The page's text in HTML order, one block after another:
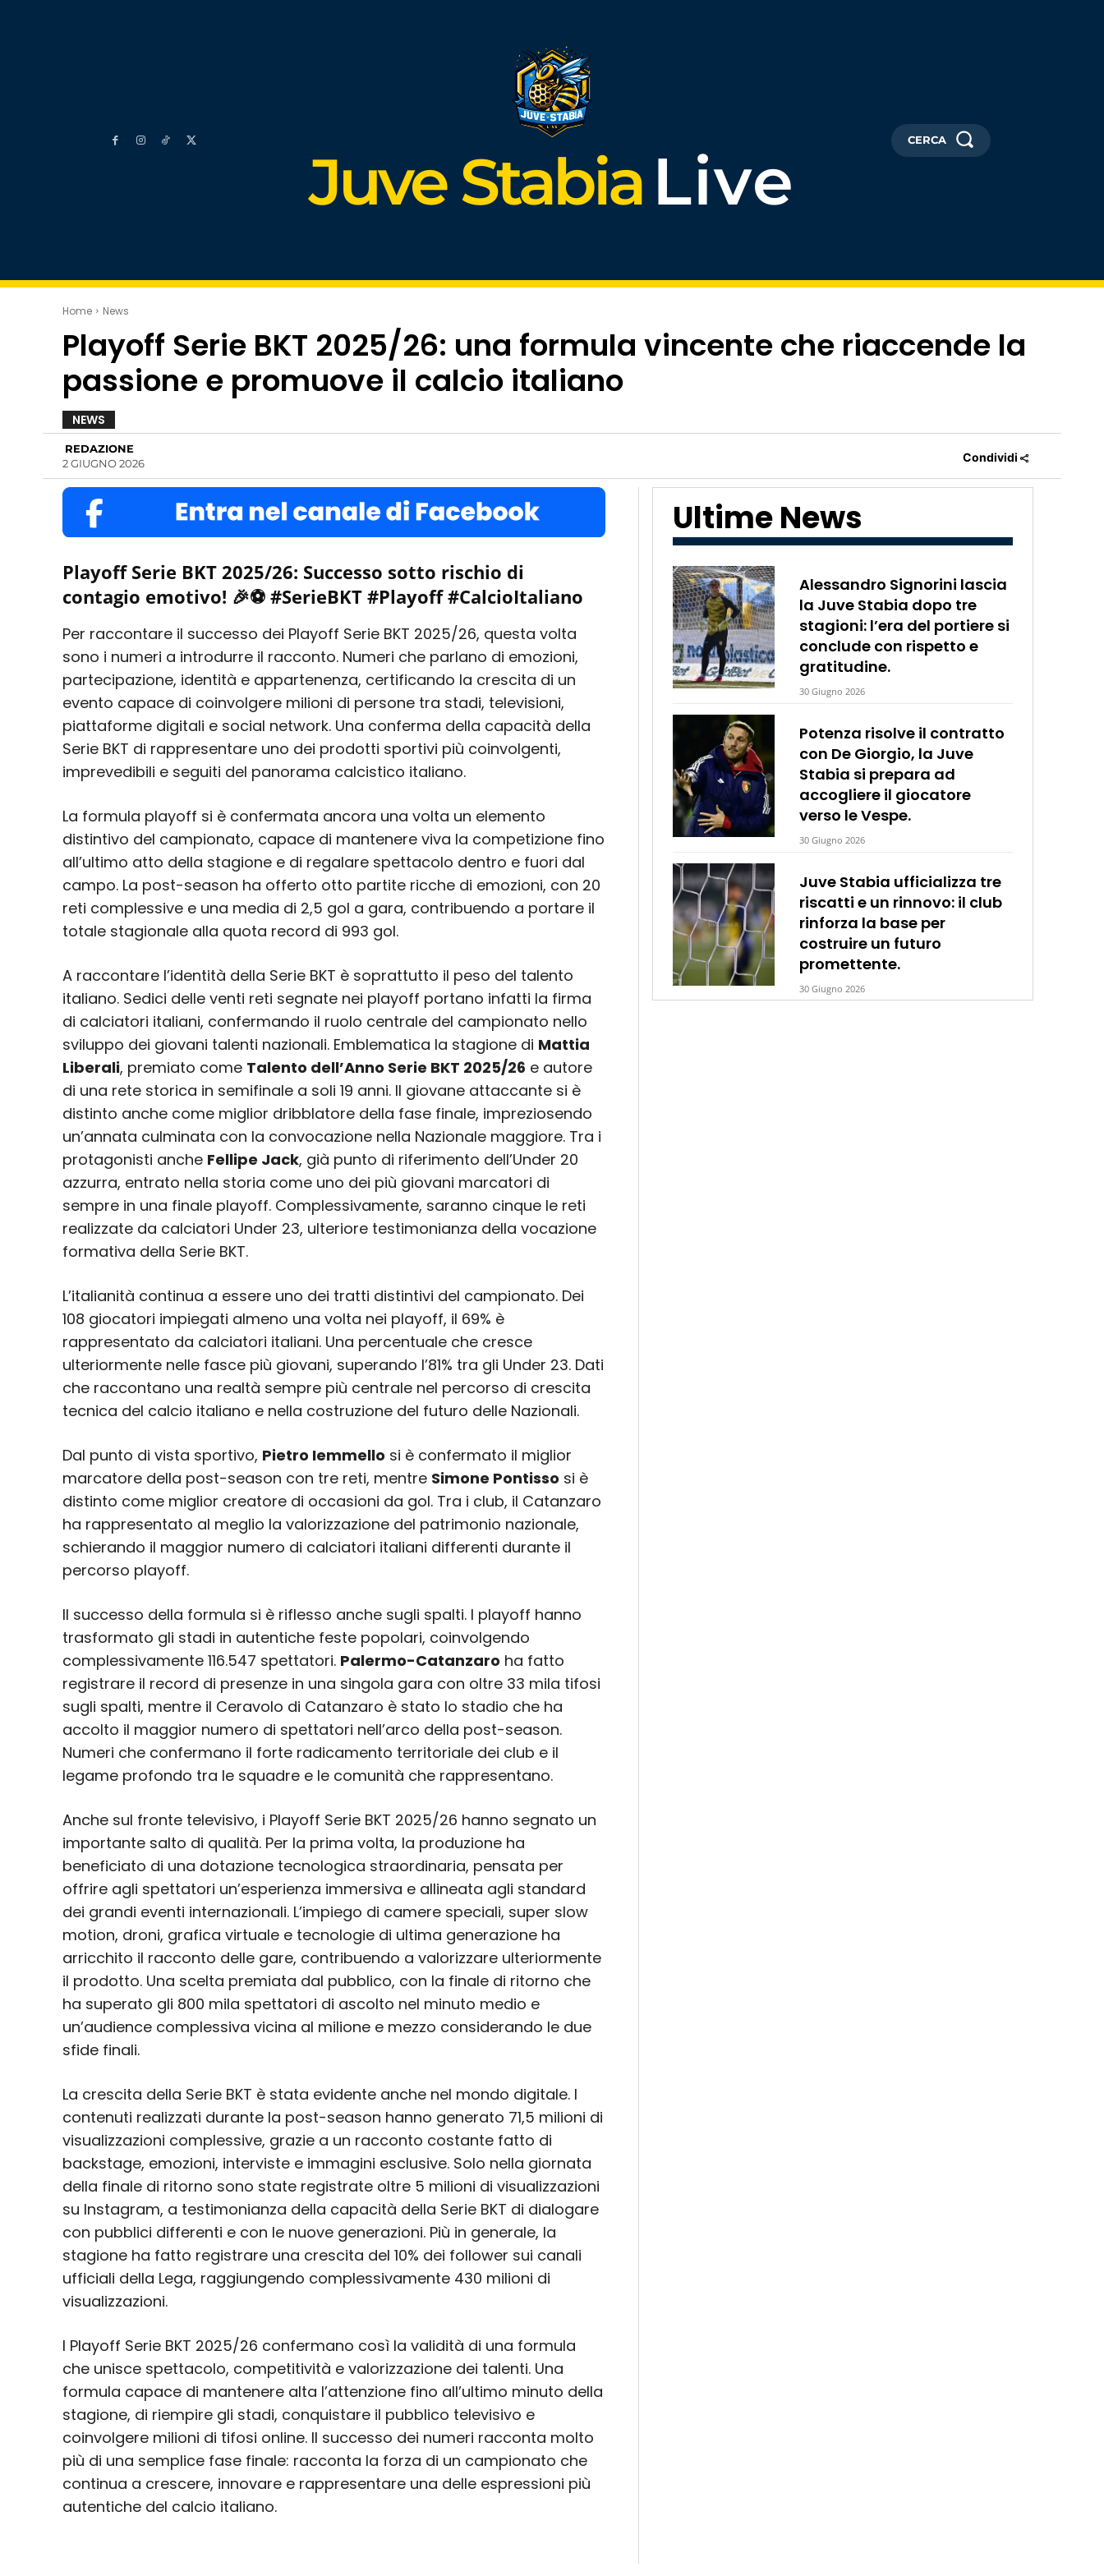
Juve StabiaLive
CERCA
Home News
Playoff Serie BKT 2025/26: una formula vincente che riaccende la
passione e promuove il calcio italiano
NEWS
REDAZIONE
2 GIUGNO 2026
Condividi
Ultime News
Alessandro Signorini lascia
la Juve Stabia dopo tre
stagioni: l’era del portiere si
conclude con rispetto e
gratitudine.
30 Giugno 2026
Potenza risolve il contratto
con De Giorgio, la Juve
Stabia si prepara ad
accogliere il giocatore
verso le Vespe.
30 Giugno 2026
Juve Stabia ufficializza tre
riscatti e un rinnovo: il club
rinforza la base per
costruire un futuro
promettente.
30 Giugno 2026
Playoff Serie BKT 2025/26: Successo sotto rischio di
contagio emotivo! 🎉⚽ #SerieBKT #Playoff #CalcioItaliano
Per raccontare il successo dei Playoff Serie BKT 2025/26, questa volta
sono i numeri a introdurre il racconto. Numeri che parlano di emozioni,
partecipazione, identità e appartenenza, certificando la crescita di un
evento capace di coinvolgere milioni di persone tra stadi, televisioni,
piattaforme digitali e social network. Una conferma della capacità della
Serie BKT di rappresentare uno dei prodotti sportivi più coinvolgenti,
imprevedibili e seguiti del panorama calcistico italiano.
La formula playoff si è confermata ancora una volta un elemento
distintivo del campionato, capace di mantenere viva la competizione fino
all’ultimo atto della stagione e di regalare spettacolo dentro e fuori dal
campo. La post-season ha offerto otto partite ricche di emozioni, con 20
reti complessive e una media di 2,5 gol a gara, contribuendo a portare il
totale stagionale alla quota record di 993 gol.
A raccontare l’identità della Serie BKT è soprattutto il peso del talento
italiano. Sedici delle venti reti segnate nei playoff portano infatti la firma
di calciatori italiani, confermando il ruolo centrale del campionato nello
sviluppo dei giovani talenti nazionali. Emblematica la stagione di Mattia
Liberali, premiato come Talento dell’Anno Serie BKT 2025/26 e autore
di una rete storica in semifinale a soli 19 anni. Il giovane attaccante si è
distinto anche come miglior dribblatore della fase finale, impreziosendo
un’annata culminata con la convocazione nella Nazionale maggiore. Tra i
protagonisti anche Fellipe Jack, già punto di riferimento dell’Under 20
azzurra, entrato nella storia come uno dei più giovani marcatori di
sempre in una finale playoff. Complessivamente, saranno cinque le reti
realizzate da calciatori Under 23, ulteriore testimonianza della vocazione
formativa della Serie BKT.
L’italianità continua a essere uno dei tratti distintivi del campionato. Dei
108 giocatori impiegati almeno una volta nei playoff, il 69% è
rappresentato da calciatori italiani. Una percentuale che cresce
ulteriormente nelle fasce più giovani, superando l’81% tra gli Under 23. Dati
che raccontano una realtà sempre più centrale nel percorso di crescita
tecnica del calcio italiano e nella costruzione del futuro delle Nazionali.
Dal punto di vista sportivo, Pietro Iemmello si è confermato il miglior
marcatore della post-season con tre reti, mentre Simone Pontisso si è
distinto come miglior creatore di occasioni da gol. Tra i club, il Catanzaro
ha rappresentato al meglio la valorizzazione del patrimonio nazionale,
schierando il maggior numero di calciatori italiani differenti durante il
percorso playoff.
Il successo della formula si è riflesso anche sugli spalti. I playoff hanno
trasformato gli stadi in autentiche feste popolari, coinvolgendo
complessivamente 116.547 spettatori. Palermo-Catanzaro ha fatto
registrare il record di presenze in una singola gara con oltre 33 mila tifosi
sugli spalti, mentre il Ceravolo di Catanzaro è stato lo stadio che ha
accolto il maggior numero di spettatori nell’arco della post-season.
Numeri che confermano il forte radicamento territoriale dei club e il
legame profondo tra le squadre e le comunità che rappresentano.
Anche sul fronte televisivo, i Playoff Serie BKT 2025/26 hanno segnato un
importante salto di qualità. Per la prima volta, la produzione ha
beneficiato di una dotazione tecnologica straordinaria, pensata per
offrire agli spettatori un’esperienza immersiva e allineata agli standard
dei grandi eventi internazionali. L’impiego di camere speciali, super slow
motion, droni, grafica virtuale e tecnologie di ultima generazione ha
arricchito il racconto delle gare, contribuendo a valorizzare ulteriormente
il prodotto. Una scelta premiata dal pubblico, con la finale di ritorno che
ha superato gli 800 mila spettatori di ascolto nel minuto medio e
un’audience complessiva vicina al milione e mezzo considerando le due
sfide finali.
La crescita della Serie BKT è stata evidente anche nel mondo digitale. I
contenuti realizzati durante la post-season hanno generato 71,5 milioni di
visualizzazioni complessive, grazie a un racconto costante fatto di
backstage, emozioni, interviste e immagini esclusive. Solo nella giornata
della finale di ritorno sono state registrate oltre 5 milioni di visualizzazioni
su Instagram, a testimonianza della capacità della Serie BKT di dialogare
con pubblici differenti e con le nuove generazioni. Più in generale, la
stagione ha fatto registrare una crescita del 10% dei follower sui canali
ufficiali della Lega, raggiungendo complessivamente 430 milioni di
visualizzazioni.
I Playoff Serie BKT 2025/26 confermano così la validità di una formula
che unisce spettacolo, competitività e valorizzazione dei talenti. Una
formula capace di mantenere alta l’attenzione fino all’ultimo minuto della
stagione, di riempire gli stadi, conquistare il pubblico televisivo e
coinvolgere milioni di tifosi online. Il successo dei numeri racconta molto
più di una semplice fase finale: racconta la forza di un campionato che
continua a crescere, innovare e rappresentare una delle espressioni più
autentiche del calcio italiano.